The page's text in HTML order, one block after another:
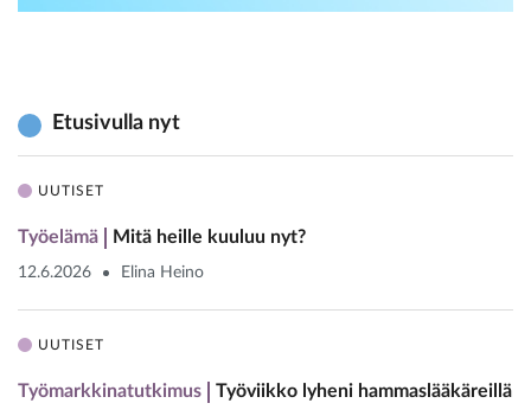
Etusivulla nyt
UUTISET
Työelämä Mitä heille kuuluu nyt?
12.6.2026 Elina Heino
UUTISET
Työmarkkinatutkimus Työviikko lyheni hammaslääkäreillä